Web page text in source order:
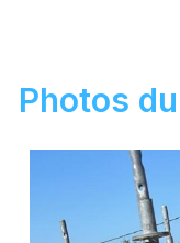
Photos